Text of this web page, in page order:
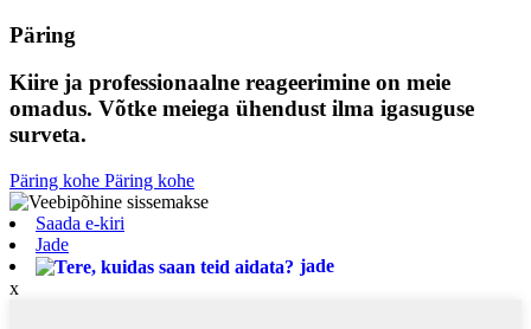
Päring
Kiire ja professionaalne reageerimine on meie
omadus. Võtke meiega ühendust ilma igasuguse
surveta.
Päring kohe Päring kohe
Saada e-kiri
Jade
jade
x